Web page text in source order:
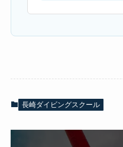
長崎ダイビングスクール